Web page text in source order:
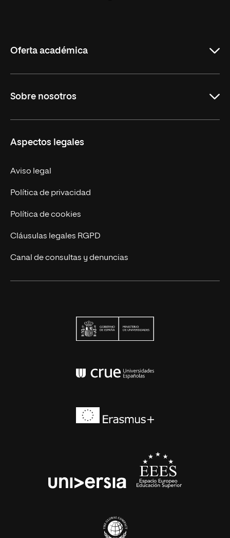
Oferta académica
Formación Continua
Carreras
Sobre nosotros
Trabaja en UNIR
Actualidad
Contáctanos
Aspectos legales
Aviso legal
Política de privacidad
Política de cookies
Cláusulas legales RGPD
Canal de consultas y denuncias